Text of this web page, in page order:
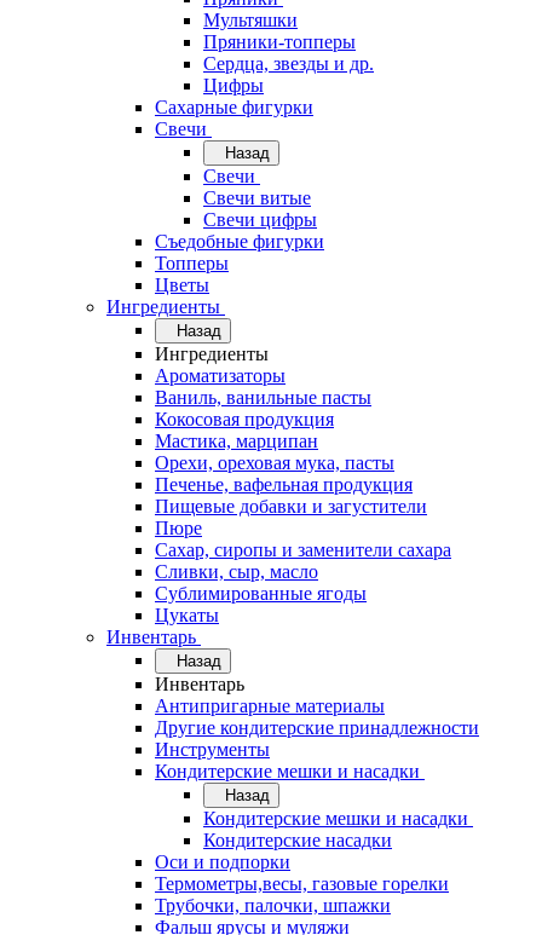
Мультяшки
Пряники-топперы
Сердца, звезды и др.
Цифры
Сахарные фигурки
Свечи
Назад
Свечи
Свечи витые
Свечи цифры
Съедобные фигурки
Топперы
Цветы
Ингредиенты
Назад
Ингредиенты
Ароматизаторы
Ваниль, ванильные пасты
Кокосовая продукция
Мастика, марципан
Орехи, ореховая мука, пасты
Печенье, вафельная продукция
Пищевые добавки и загустители
Пюре
Сахар, сиропы и заменители сахара
Сливки, сыр, масло
Сублимированные ягоды
Цукаты
Инвентарь
Назад
Инвентарь
Антипригарные материалы
Другие кондитерские принадлежности
Инструменты
Кондитерские мешки и насадки
Назад
Кондитерские мешки и насадки
Кондитерские насадки
Оси и подпорки
Термометры,весы, газовые горелки
Трубочки, палочки, шпажки
Фальш ярусы и муляжи